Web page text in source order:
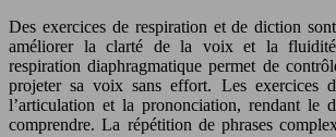
Des exercices de respiration et de diction
améliorer la clarté de la voix et la
respiration diaphragmatique permet de
projeter sa voix sans effort. Les exercices
l’articulation et la prononciation, rendant le
comprendre. La répétition de phrases